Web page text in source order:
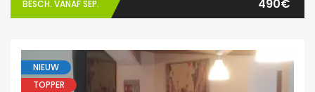
BESCH. VANAF SEP. 490€
NIEUW
TOPPER